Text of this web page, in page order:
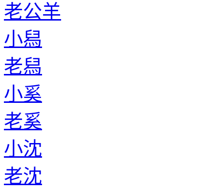
老公羊
小舄
老舄
小奚
老奚
小沈
老沈